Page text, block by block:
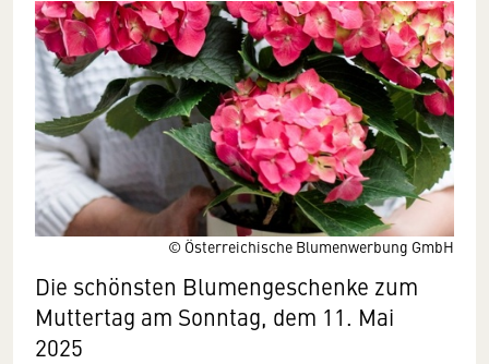
© Österreichische Blumenwerbung GmbH
Die schönsten Blumengeschenke zum
Muttertag am Sonntag, dem 11. Mai
2025